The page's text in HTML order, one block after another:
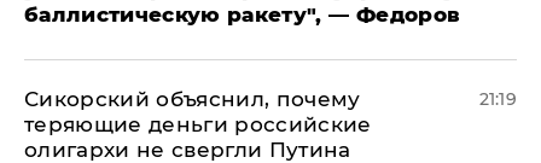
баллистическую ракету", — Федоров
Сикорский объяснил, почему
теряющие деньги российские
олигархи не свергли Путина
21:19